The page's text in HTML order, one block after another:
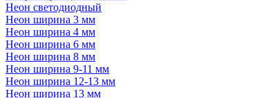
Неон светодиодный
Неон ширина 3 мм
Неон ширина 4 мм
Неон ширина 6 мм
Неон ширина 8 мм
Неон ширина 9-11 мм
Неон ширина 12-13 мм
Неон ширина 13 мм